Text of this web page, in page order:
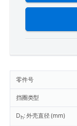
零件号
挡圈类型
Dh: 外壳直径 (mm)